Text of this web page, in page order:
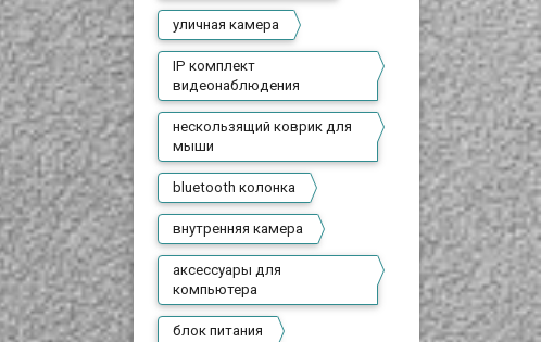
уличная камера
IP комплект
видеонаблюдения
нескользящий коврик для
мыши
bluetooth колонка
внутренняя камера
аксессуары для
компьютера
блок питания